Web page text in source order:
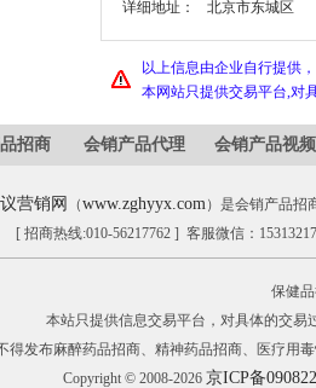
详细地址：
北京市东城区
以上信息由企业自行提供
本网站只提供交易平台,对
招商 会销产品代理 会销产品视频
营销网 （www.zghyyx.com）是会销产品招
[ 招商热线:010-56217762 ] 客服微信：
保健
本站只提供信息交易平台，对具体的交
得发布麻醉药品招商、精神药品招商、医疗用
Copyright © 2008-2026 京ICP备